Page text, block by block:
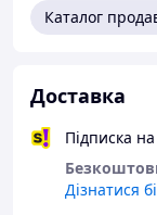
Каталог
Доставка
Підписка
Дізнатися